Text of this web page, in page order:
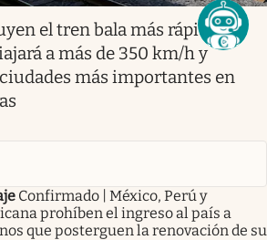
el tren bala más rápido
a más de 350 km/h y
más importantes en
Confirmado | México, Perú y
prohíben el ingreso al país a
que posterguen la renovación de su